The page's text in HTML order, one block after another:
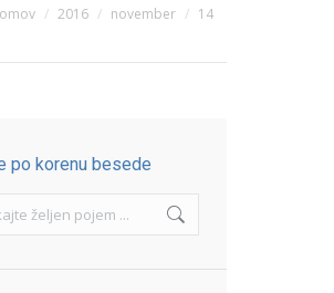
are here:2016 november 14
po korenu besede